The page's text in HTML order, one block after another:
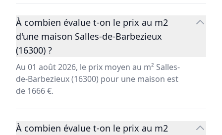
À combien évalue t-on le prix au m2
d'une maison Salles-de-Barbezieux
(16300) ?
Au 01 août 2026, le prix moyen au m² Salles-
de-Barbezieux (16300) pour une maison est
de 1666 €.
À combien évalue t-on le prix au m2